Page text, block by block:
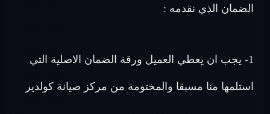
الضمان الذي نقدمه :
1- يجب ان يعطي العميل ورقة الضمان الاصلية التي
استلمها منا مسبقا والمختومة من مركز صيانة كولدير